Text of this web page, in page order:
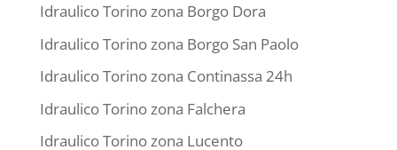
Idraulico Torino zona Borgo Dora
Idraulico Torino zona Borgo San Paolo
Idraulico Torino zona Continassa 24h
Idraulico Torino zona Falchera
Idraulico Torino zona Lucento